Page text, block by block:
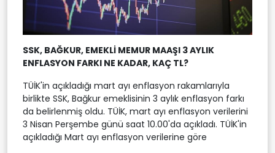
SSK, BAĞKUR, EMEKLİ MEMUR MAAŞI 3 AYLIK
ENFLASYON FARKI NE KADAR, KAÇ TL?
TÜİK'in açıkladığı mart ayı enflasyon rakamlarıyla
birlikte SSK, Bağkur emeklisinin 3 aylık enflasyon farkı
da belirlenmiş oldu. TÜİK, mart ayı enflasyon verilerini
3 Nisan Perşembe günü saat 10.00'da açıkladı. TÜİK'in
açıkladığı Mart ayı enflasyon verilerine göre